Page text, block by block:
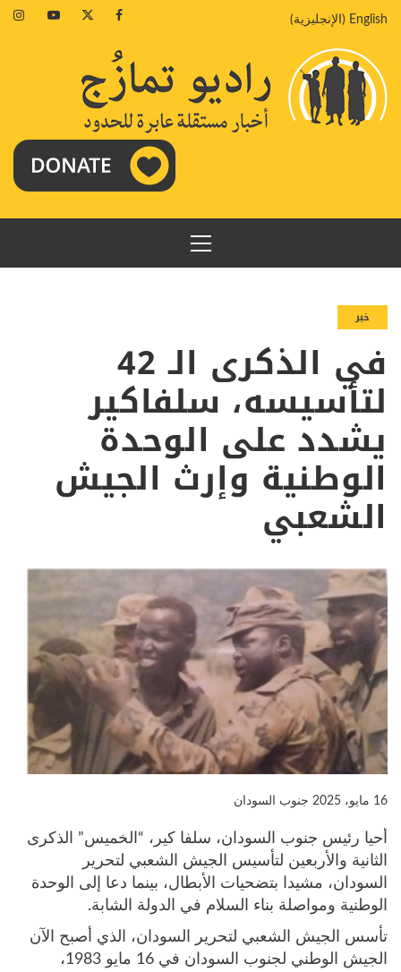
إلىEnglish
( الإنجليزية)
Facebook
Twitter
Youtube
القائمة
الرئيسية
خبر
في الذكرى الـ 42
لتأسيسه، سلفاكير
يشدد على الوحدة
الوطنية وإرث الجيش
الشعبي
16 مايو، 2025 جنوب السودان
أحيا رئيس جنوب السودان، سلفا كير، “الخميس” الذكرى
الثانية والأربعين لتأسيس الجيش الشعبي لتحرير
السودان، مشيدا بتضحيات الأبطال، بينما دعا إلى الوحدة
الوطنية ومواصلة بناء السلام في الدولة الشابة.
تأسس الجيش الشعبي لتحرير السودان، الذي أصبح الآن
الجيش الوطني لجنوب السودان في 16 مايو 1983،